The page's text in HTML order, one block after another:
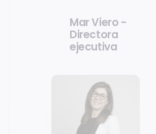
Mar Viero -
Directora
ejecutiva